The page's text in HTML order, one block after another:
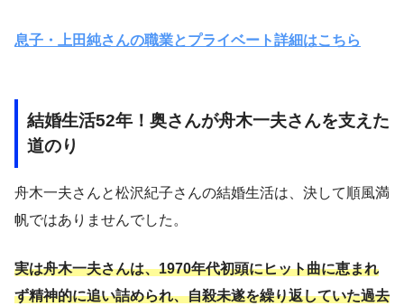
息子・上田純さんの職業とプライベート詳細はこちら
結婚生活52年！奥さんが舟木一夫さんを支えた
道のり
舟木一夫さんと松沢紀子さんの結婚生活は、決して順風満
帆ではありませんでした。
実は舟木一夫さんは、1970年代初頭にヒット曲に恵まれ
ず精神的に追い詰められ、自殺未遂を繰り返していた過去